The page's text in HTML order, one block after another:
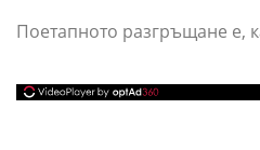
Поетапното разгръщане е,